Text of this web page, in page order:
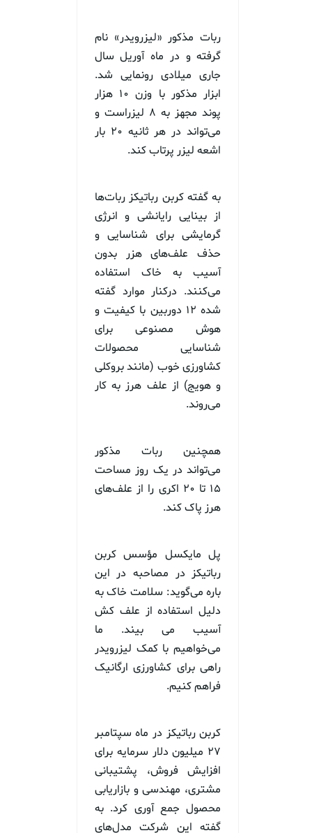
ربات مذکور «لیزرویدر» نام
گرفته و در ماه آوریل سال
جاری میلادی رونمایی شد.
ابزار مذکور با وزن ۱۰ هزار
پوند مجهز به ۸ لیزراست و
می‌تواند در هر ثانیه ۲۰ بار
اشعه لیزر پرتاب کند.
به گفته کربن رباتیکز ربات‌ها
از بینایی رایانشی و انرژی
گرمایشی برای شناسایی و
حذف علف‌های هزر بدون
آسیب به خاک استفاده
می‌کنند. درکنار موارد گفته
شده ۱۲ دوربین با کیفیت و
هوش مصنوعی برای
شناسایی محصولات
کشاورزی خوب (مانند بروکلی
و هویج) از علف هرز به کار
می‌روند.
همچنین ربات مذکور
می‌تواند در یک روز مساحت
۱۵ تا ۲۰ اکری را از علف‌های
هرز پاک کند.
پل مایکسل مؤسس کربن
رباتیکز در مصاحبه در این
باره می‌گوید: سلامت خاک به
دلیل استفاده از علف کش
آسیب می بیند. ما
می‌خواهیم با کمک لیزرویدر
راهی برای کشاورزی ارگانیک
فراهم کنیم.
کربن رباتیکز در ماه سپتامبر
۲۷ میلیون دلار سرمایه برای
افزایش فروش، پشتیبانی
مشتری، مهندسی و بازاریابی
محصول جمع آوری کرد. به
گفته این شرکت مدل‌های